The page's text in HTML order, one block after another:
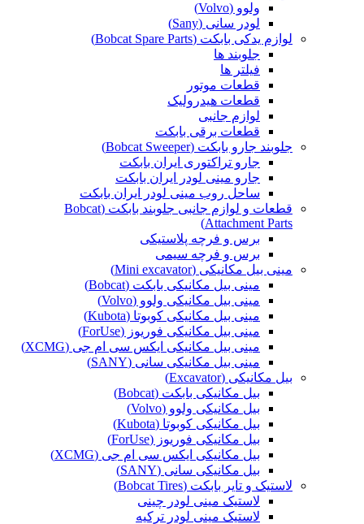
ولوو (Volvo)
لودر سانی (Sany)
لوازم یدکی بابکت (Bobcat Spare Parts)
جلوبند ها
فیلتر ها
قطعات موتور
قطعات هیدرولیک
لوازم جانبی
قطعات برقی بابکت
جلوبند جارو بابکت (Bobcat Sweeper)
جارو تراکتوری ایران بابکت
جارو مینی لودر ایران بابکت
ساحل روب مینی لودر ایران بابکت
قطعات و لوازم جانبی جلوبند بابکت (Bobcat
Attachment Parts)
برس و فرچه پلاستیکی
برس و فرچه سیمی
مینی بیل مکانیکی (Mini excavator)
مینی بیل مکانیکی بابکت (Bobcat)
مینی بیل مکانیکی ولوو (Volvo)
مینی بیل مکانیکی کوبوتا (Kubota)
مینی بیل مکانیکی فوریوز (ForUse)
مینی بیل مکانیکی ایکس سی ام جی (XCMG)
مینی بیل مکانیکی سانی (SANY)
بیل مکانیکی (Excavator)
بیل مکانیکی بابکت (Bobcat)
بیل مکانیکی ولوو (Volvo)
بیل مکانیکی کوبوتا (Kubota)
بیل مکانیکی فوریوز (ForUse)
بیل مکانیکی ایکس سی ام جی (XCMG)
بیل مکانیکی سانی (SANY)
لاستیک و تایر بابکت (Bobcat Tires)
لاستیک مینی لودر چینی
لاستیک مینی لودر ترکیه